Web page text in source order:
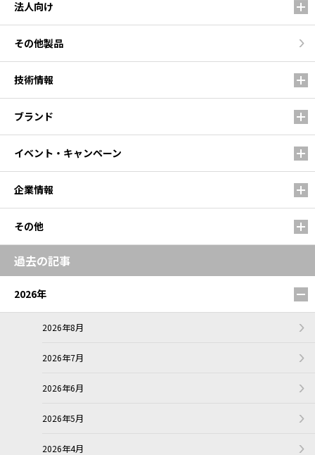
法人向け
その他製品
技術情報
ブランド
イベント・キャンペーン
企業情報
その他
過去の記事
2026年
2026年8月
2026年7月
2026年6月
2026年5月
2026年4月